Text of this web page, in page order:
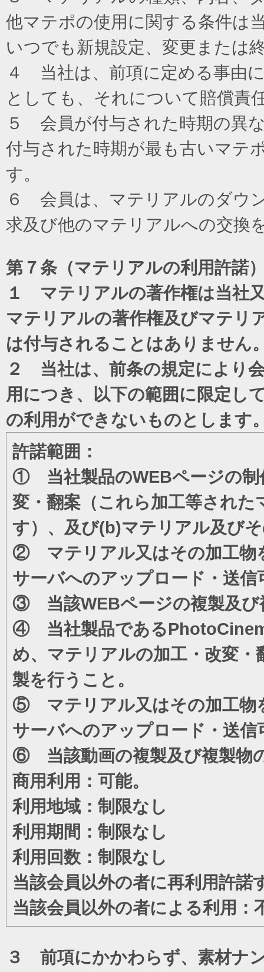
他マテポの使用に関する条件は
いつでも新規設定、変更または
４ 当社は、前項に定める事由
としても、それについて賠償責
５ 会員が付与された時期の異
付与された時期が最も古いマテ
す。
６ 会員は、マテリアルのダウ
求及び他のマテリアルへの交換
第７条（マテリアルの利用許諾
１ マテリアルの著作権は当社
マテリアルの著作権及びマテリ
は付与されることはありません
２ 当社は、前条の規定により
用につき、以下の範囲に限定し
の利用ができないものとします
許諾範囲：
① 当社製品のWEBページの制
変・翻案（これら加工等され
す）、及び(b)マテリアル及び
② マテリアル又はその加工物
サーバへのアップロード・送信
③ 当該WEBページの複製及び
④ 当社製品である
め、マテリアルの加工・改変
製を行うこと。
⑤ マテリアル又はその加工物
サーバへのアップロード・送信
⑥ 当該動画の複製及び複製物
商用利用：可能。
利用地域：制限なし
利用期間：制限なし
利用回数：制限なし
当該会員以外の者に再利用許諾
当該会員以外の者による利用：
３ 前項にかかわらず、素材ナ